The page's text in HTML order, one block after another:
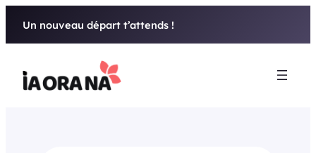
Un nouveau départ t’attends !